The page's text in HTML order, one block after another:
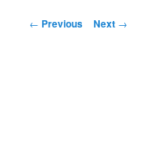
Post
← Previous Next →